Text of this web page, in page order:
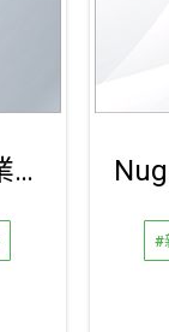
Nugens 20倍追蹤光學專業級 PTZ 視訊攝影機
#